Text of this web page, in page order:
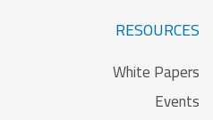
RESOURCES
White Papers
Events